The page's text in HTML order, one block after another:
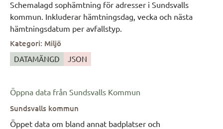
Schemalagd sophämtning för adresser i Sundsvalls
kommun. Inkluderar hämtningsdag, vecka och nästa
hämtningsdatum per avfallstyp.
Kategori: Miljö
DATAMÄNGD JSON
Öppna data från Sundsvalls Kommun
Sundsvalls kommun
Öppet data om bland annat badplatser och